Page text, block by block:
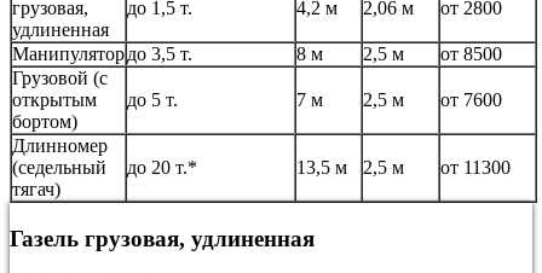
грузовая,
удлиненная
до 1,5 т. 4,2 м 2,06 м от 2800
Манипулятордо 3,5 т. 8 м 2,5 м
от 8500
Грузовой (с
открытым
бортом)
до 5 т. 7 м 2,5 м от 7600
Длинномер
(седельный
тягач)
до 20 т.* 13,5 м 2,5 м от 11300
Газель грузовая, удлиненная